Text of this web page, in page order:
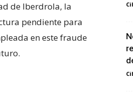
de Iberdrola, la
pendiente para
en ⁢este fraude